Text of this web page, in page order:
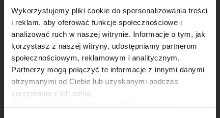
Wykorzystujemy pliki cookie do spersonalizowania treści
i reklam, aby oferować funkcje społecznościowe i
analizować ruch w naszej witrynie. Informacje o tym, jak
korzystasz z naszej witryny, udostępniamy partnerom
społecznościowym, reklamowym i analitycznym.
Partnerzy mogą połączyć te informacje z innymi danymi
otrzymanymi od Ciebie lub uzyskanymi podczas
korzystania z ich usług.
Sos malinowy:
Krok 5
Maliny przetrzyj przez sito, a następnie dodaj do nich syrop
z agawy. Dobrze wymieszaj.
×